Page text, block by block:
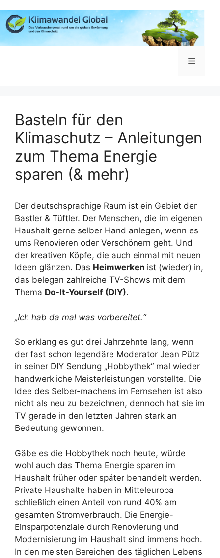
Inhalt
springen
Menü
Basteln für den
Klimaschutz – Anleitungen
zum Thema Energie
sparen (& mehr)
Der deutschsprachige Raum ist ein Gebiet der
Bastler & Tüftler. Der Menschen, die im eigenen
Haushalt gerne selber Hand anlegen, wenn es
ums Renovieren oder Verschönern geht. Und
der kreativen Köpfe, die auch einmal mit neuen
Ideen glänzen. Das Heimwerken ist (wieder) in,
das belegen zahlreiche TV-Shows mit dem
Thema Do-It-Yourself (DIY).
„Ich hab da mal was vorbereitet.“
So erklang es gut drei Jahrzehnte lang, wenn
der fast schon legendäre Moderator Jean Pütz
in seiner DIY Sendung „Hobbythek“ mal wieder
handwerkliche Meisterleistungen vorstellte. Die
Idee des Selber-machens im Fernsehen ist also
nicht als neu zu bezeichnen, dennoch hat sie im
TV gerade in den letzten Jahren stark an
Bedeutung gewonnen.
Gäbe es die Hobbythek noch heute, würde
wohl auch das Thema Energie sparen im
Haushalt früher oder später behandelt werden.
Private Haushalte haben in Mitteleuropa
schließlich einen Anteil von rund 40% am
gesamten Stromverbrauch. Die Energie-
Einsparpotenziale durch Renovierung und
Modernisierung im Haushalt sind immens hoch.
In den meisten Bereichen des täglichen Lebens